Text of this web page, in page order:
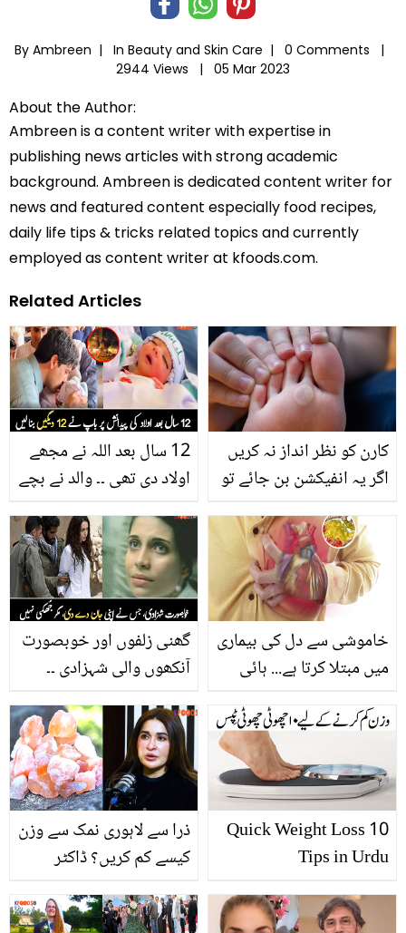
By Ambreen | In Beauty and Skin Care |
0 Comments |
2944 Views |
05 Mar 2023
About the Author:
Ambreen is a content writer with expertise in
publishing news articles with strong academic
background. Ambreen is dedicated content writer for
news and featured content especially food recipes,
daily life tips & tricks related topics and currently
employed as content writer at kfoods.com.
Related Articles
12 سال بعد اللہ نے مجھے
اولاد دی تھی ۔۔ والد نے بچے
بنا لیں
کارن کو نظر انداز نہ کریں
اگر یہ انفیکشن بن جائے تو
گھریلو نسخے آزمائیں اور
پاؤں کے تلوے پر موجود
کارن سے چھٹکارہ پائیں
گھنی زلفوں اور خوبصورت
آنکھوں والی شہزادی ۔۔
شہزادی، جسے گھر والے
بھی نہ بچا سکے، مگر
کیوں؟ دلچسپ معلومات
خاموشی سے دل کی بیماری
میں مبتلا کرتا ہے... ہائی
جانیے کچھ ایسے طریقے
جو گھر بیٹھے کولیسٹرول
کو کم کرسکتے ہیں
ذرا سے لاہوری نمک سے وزن
کیسے کم کریں؟ ڈاکٹر
کا آسان طریقہ بتا دیا
10 Quick Weight Loss
Tips in Urdu